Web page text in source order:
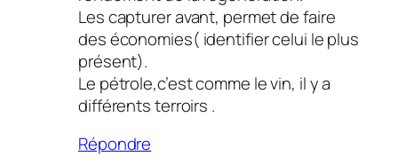
Les capturer avant, permet de faire
des économies( identifier celui le plus
présent).
Le pétrole,c’est comme le vin, il y a
différents terroirs .
Répondre